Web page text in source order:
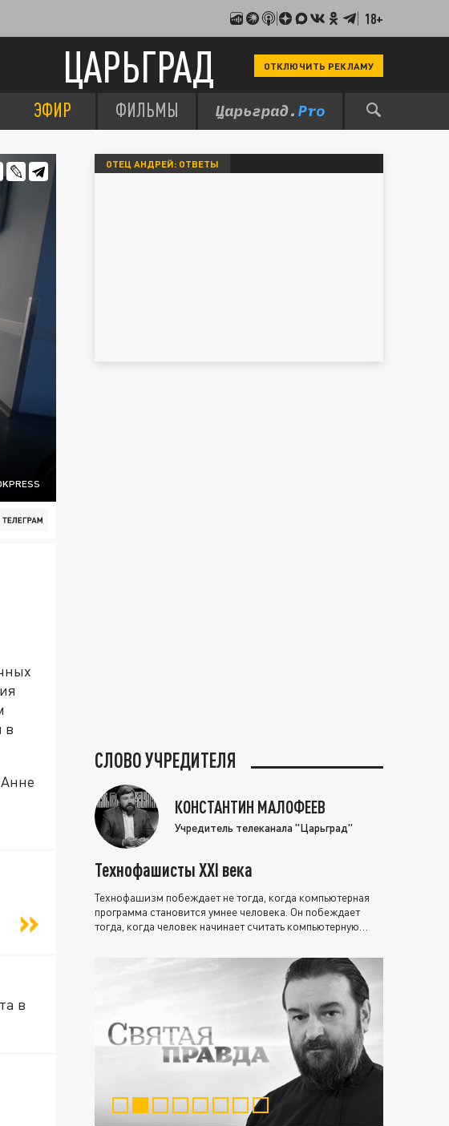
18+
ЦАРЬГРАД ОТКЛЮЧИТЬ РЕКЛАМУ
ЭФИР ФИЛЬМЫ
в
в
ОТЕЦ АНДРЕЙ: ОТВЕТЫ
СЛОВО УЧРЕДИТЕЛЯ
КОНСТАНТИН МАЛОФЕЕВ
Учредитель телеканала "Царьград"
Технофашисты XXI века
Технофашизм побеждает не тогда, когда компьютерная
программа становится умнее человека. Он побеждает
тогда, когда человек начинает считать компьютерную